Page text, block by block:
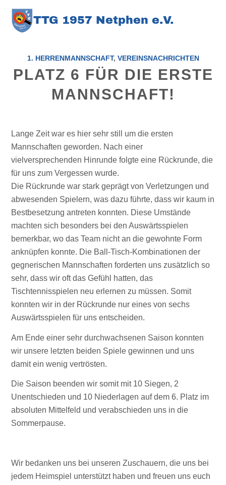
TTG 1957 Netphen e.V.
1. HERRENMANNSCHAFT, VEREINSNACHRICHTEN
PLATZ 6 FÜR DIE ERSTE
MANNSCHAFT!
Lange Zeit war es hier sehr still um die ersten
Mannschaften geworden. Nach einer
vielversprechenden Hinrunde folgte eine Rückrunde, die
für uns zum Vergessen wurde.
Die Rückrunde war stark geprägt von Verletzungen und
abwesenden Spielern, was dazu führte, dass wir kaum in
Bestbesetzung antreten konnten. Diese Umstände
machten sich besonders bei den Auswärtsspielen
bemerkbar, wo das Team nicht an die gewohnte Form
anknüpfen konnte. Die Ball-Tisch-Kombinationen der
gegnerischen Mannschaften forderten uns zusätzlich so
sehr, dass wir oft das Gefühl hatten, das
Tischtennisspielen neu erlernen zu müssen. Somit
konnten wir in der Rückrunde nur eines von sechs
Auswärtsspielen für uns entscheiden.
Am Ende einer sehr durchwachsenen Saison konnten
wir unsere letzten beiden Spiele gewinnen und uns
damit ein wenig vertrösten.
Die Saison beenden wir somit mit 10 Siegen, 2
Unentschieden und 10 Niederlagen auf dem 6. Platz im
absoluten Mittelfeld und verabschieden uns in die
Sommerpause.
Wir bedanken uns bei unseren Zuschauern, die uns bei
jedem Heimspiel unterstützt haben und freuen uns euch